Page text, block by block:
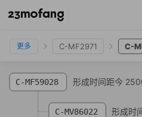
C-CTS8579
更多 C-MF2971 C-
C-MF59028 形成时间距今
C-MV86022 形成时